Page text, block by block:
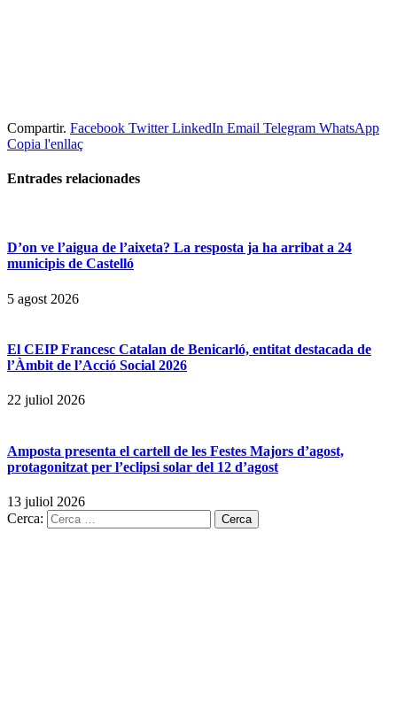
Compartir. Facebook Twitter LinkedIn Email Telegram WhatsApp
Copia l'enllaç
Entrades relacionades
D’on ve l’aigua de l’aixeta? La resposta ja ha arribat a 24
municipis de Castelló
5 agost 2026
El CEIP Francesc Catalan de Benicarló, entitat destacada de
l’Àmbit de l’Acció Social 2026
22 juliol 2026
Amposta presenta el cartell de les Festes Majors d’agost,
protagonitzat per l’eclipsi solar del 12 d’agost
13 juliol 2026
Cerca: